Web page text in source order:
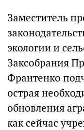
Заместитель
экологии и
Заксобрания
Франтенко
острая
обновления
как сейчас